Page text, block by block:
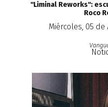
''Liminal Reworks'':
Roco
Miércoles, 05 de